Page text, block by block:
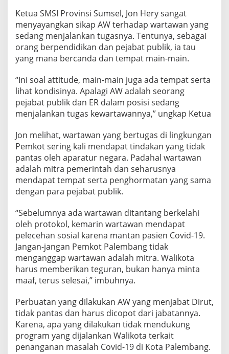
n
T
d
a
k
a
D
i
a
t
a
k
a
n
M
a
n
M
a
n
Ketua SMSI Provinsi Sumsel, Jon Hery sangat
menyayangkan sikap AW terhadap wartawan yang
sedang menjalankan tugasnya. Tentunya, sebagai
orang berpendidikan dan pejabat publik, ia tau
yang mana bercanda dan tempat main-main.
“Ini soal attitude, main-main juga ada tempat serta
lihat kondisinya. Apalagi AW adalah seorang
pejabat publik dan ER dalam posisi sedang
menjalankan tugas kewartawannya,” ungkap Ketua
Jon melihat, wartawan yang bertugas di lingkungan
Pemkot sering kali mendapat tindakan yang tidak
pantas oleh aparatur negara. Padahal wartawan
adalah mitra pemerintah dan seharusnya
mendapat tempat serta penghormatan yang sama
dengan para pejabat publik.
“Sebelumnya ada wartawan ditantang berkelahi
oleh protokol, kemarin wartawan mendapat
pelecehan sosial karena mantan pasien Covid-19.
Jangan-jangan Pemkot Palembang tidak
menganggap wartawan adalah mitra. Walikota
harus memberikan teguran, bukan hanya minta
maaf, terus selesai,” imbuhnya.
Perbuatan yang dilakukan AW yang menjabat Dirut,
tidak pantas dan harus dicopot dari jabatannya.
Karena, apa yang dilakukan tidak mendukung
program yang dijalankan Walikota terkait
penanganan masalah Covid-19 di Kota Palembang.